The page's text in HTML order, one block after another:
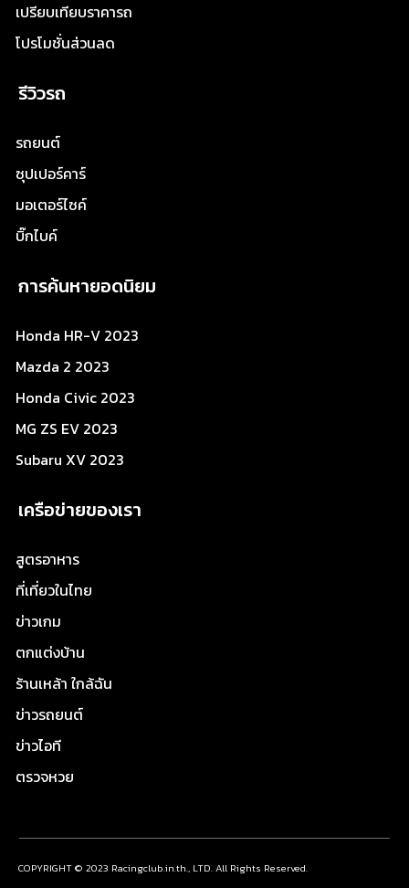
เปรียบเทียบราคารถ
โปรโมชั่นส่วนลด
รีวิวรถ
รถยนต์
ซุปเปอร์คาร์
มอเตอร์ไซค์
บิ๊กไบค์
การค้นหายอดนิยม
Honda HR-V 2023
Mazda 2 2023
Honda Civic 2023
MG ZS EV 2023
Subaru XV 2023
เครือข่ายของเรา
สูตรอาหาร
ที่เที่ยวในไทย
ข่าวเกม
ตกแต่งบ้าน
ร้านเหล้า ใกล้ฉัน
ข่าวรถยนต์
ข่าวไอที
ตรวจหวย
COPYRIGHT © 2023 Racingclub.in.th., LTD. All Rights Reserved.